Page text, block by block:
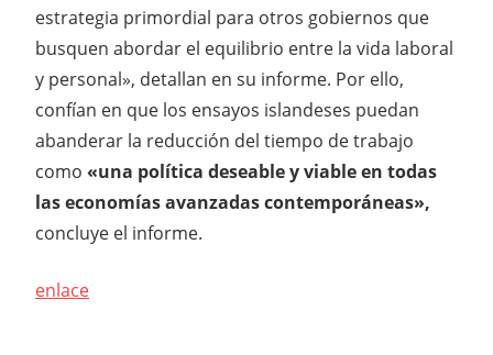
estrategia primordial para otros gobiernos que
busquen abordar el equilibrio entre la vida laboral
y personal», detallan en su informe. Por ello,
confían en que los ensayos islandeses puedan
abanderar la reducción del tiempo de trabajo
como «una política deseable y viable en todas
las economías avanzadas contemporáneas»,
concluye el informe.
enlace